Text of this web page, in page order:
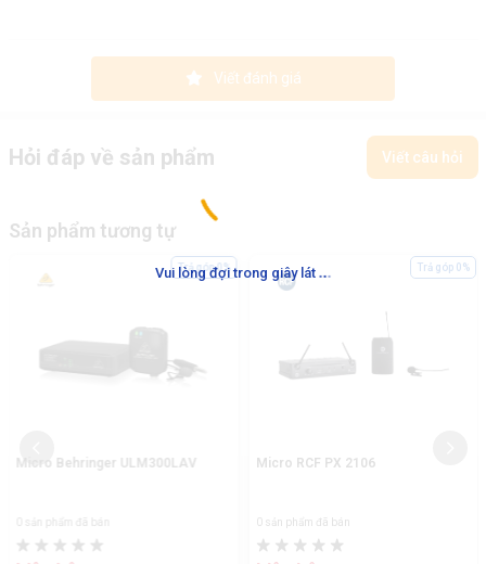
Vui lòng đợi trong giây lát ...
Viết đánh giá
Hỏi đáp về sản phẩm Viết câu hỏi
Sản phẩm tương tự
Micro Behringer ULM300LAV
0 sản phẩm đã bán
Trả góp 0%
Micro RCF PX 2106
0 sản phẩm đã bán
Trả góp 0%